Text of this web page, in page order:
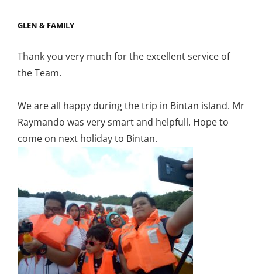
GLEN & FAMILY
Thank you very much for the excellent service of
the Team.
We are all happy during the trip in Bintan island. Mr
Raymando was very smart and helpfull. Hope to
come on next holiday to Bintan.